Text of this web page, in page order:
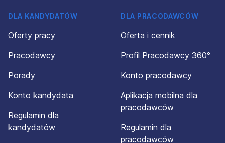
DLA KANDYDATÓW
Oferty pracy
Pracodawcy
Porady
Konto kandydata
Regulamin dla
kandydatów
DLA PRACODAWCÓW
Oferta i cennik
Profil Pracodawcy 360°
Konto pracodawcy
Aplikacja mobilna dla
pracodawców
Regulamin dla
pracodawców